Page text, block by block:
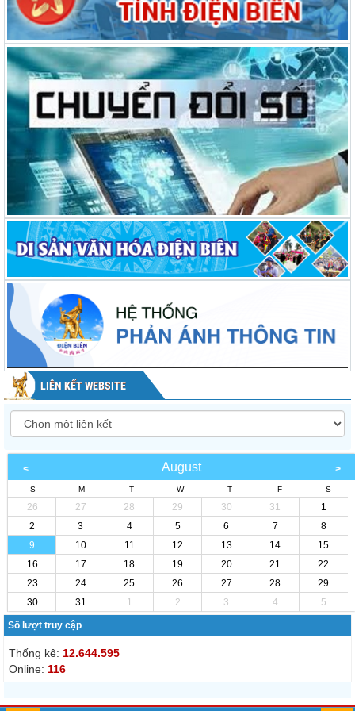
LIÊN KẾT WEBSITE
August
S M T W T F S
26 27 28 29 30 31
1
2
3 4 5 6 7
8
9
10 11 12 13 14
15
16
17 18 19 20 21
22
23
24 25 26 27 28
29
30
31 1 2 3 4 5
Số lượt truy cập
Thống kê: 12.644.595
Online: 116